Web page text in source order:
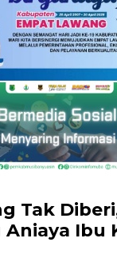
Tak
Aniaya Ibu